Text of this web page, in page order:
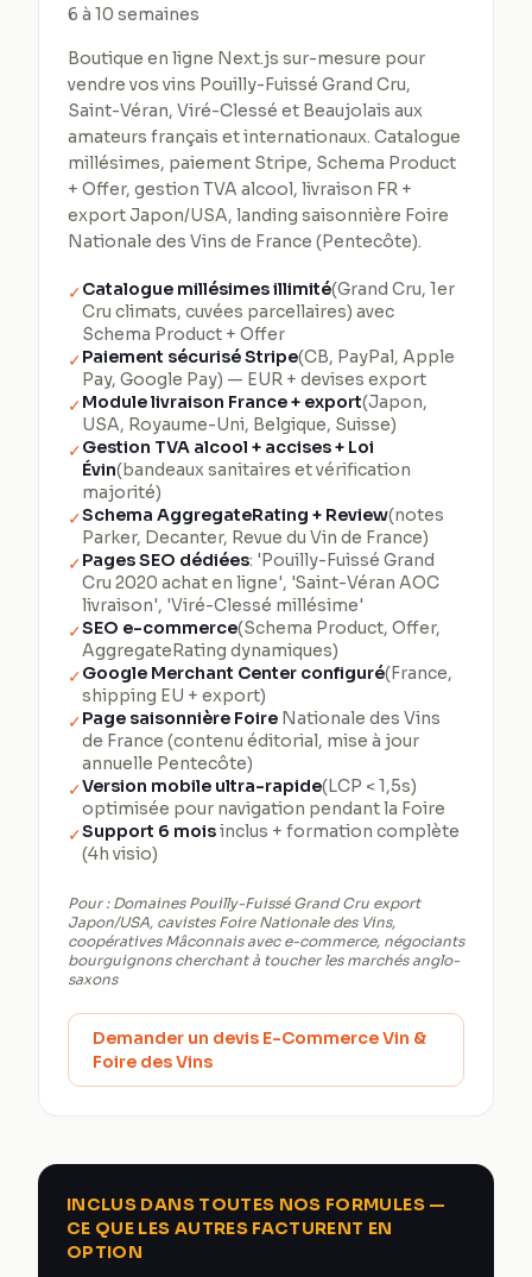
6 à 10 semaines
Boutique en ligne Next.js sur-mesure pour
vendre vos vins Pouilly-Fuissé Grand Cru,
Saint-Véran, Viré-Clessé et Beaujolais aux
amateurs français et internationaux. Catalogue
millésimes, paiement Stripe, Schema Product
+ Offer, gestion TVA alcool, livraison FR +
export Japon/USA, landing saisonnière Foire
Nationale des Vins de France (Pentecôte).
✓Catalogue millésimes illimité(Grand Cru, 1er
Cru climats, cuvées parcellaires) avec
Schema Product + Offer
✓Paiement sécurisé Stripe(CB, PayPal, Apple
Pay, Google Pay) — EUR + devises export
✓Module livraison France + export(Japon,
USA, Royaume-Uni, Belgique, Suisse)
✓Gestion TVA alcool + accises + Loi
Évin(bandeaux sanitaires et vérification
majorité)
✓Schema AggregateRating + Review(notes
Parker, Decanter, Revue du Vin de France)
✓Pages SEO dédiées: 'Pouilly-Fuissé Grand
Cru 2020 achat en ligne', 'Saint-Véran AOC
livraison', 'Viré-Clessé millésime'
✓SEO e-commerce(Schema Product, Offer,
AggregateRating dynamiques)
✓Google Merchant Center configuré(France,
shipping EU + export)
✓Page saisonnière Foire Nationale des Vins
de France (contenu éditorial, mise à jour
annuelle Pentecôte)
✓Version mobile ultra-rapide(LCP < 1,5s)
optimisée pour navigation pendant la Foire
✓Support 6 moisinclus + formation complète
(4h visio)
Pour : Domaines Pouilly-Fuissé Grand Cru export
Japon/USA, cavistes Foire Nationale des Vins,
coopératives Mâconnais avec e-commerce, négociants
bourguignons cherchant à toucher les marchés anglo-
saxons
Demander un devis E-Commerce Vin &
Foire des Vins
INCLUS DANS TOUTES NOS FORMULES —
CE QUE LES AUTRES FACTURENT EN
OPTION